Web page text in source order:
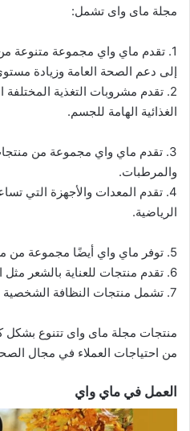
مجلة ماى واى تشمل:
1. تقدم ماي واي مجموعة متنوعة
إلى دعم الصحة العامة وزيادة مستوى
2. تقدم مشروبات التغذية
الغذائية الهامة للجسم.
3. تقدم ماي واي مجموعة من
والمرطبات.
4. تقدم المعدات والأجهزة التي
الرياضية.
5. توفر ماي واي أيضًا مجموعة من مستحضرات التجميل.
6. تقدم منتجات للعناية بالشعر مثل الشامبو والبلسم.
7. تشمل منتجات النظافة الشخصية مثل الصابون ومزيلات العرق.
منتجات مجلة ماى واى تتنوع
من احتياجات العملاء في مجال الصحة
العمل في ماي واي